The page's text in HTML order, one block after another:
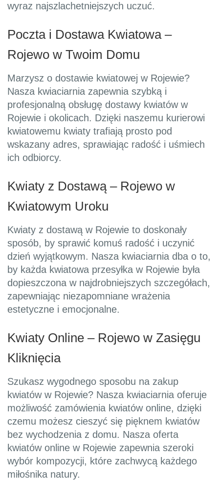
wyraz najszlachetniejszych uczuć.
Poczta i Dostawa Kwiatowa –
Rojewo w Twoim Domu
Marzysz o dostawie kwiatowej w Rojewie?
Nasza kwiaciarnia zapewnia szybką i
profesjonalną obsługę dostawy kwiatów w
Rojewie i okolicach. Dzięki naszemu kurierowi
kwiatowemu kwiaty trafiają prosto pod
wskazany adres, sprawiając radość i uśmiech
ich odbiorcy.
Kwiaty z Dostawą – Rojewo w
Kwiatowym Uroku
Kwiaty z dostawą w Rojewie to doskonały
sposób, by sprawić komuś radość i uczynić
dzień wyjątkowym. Nasza kwiaciarnia dba o to,
by każda kwiatowa przesyłka w Rojewie była
dopieszczona w najdrobniejszych szczegółach,
zapewniając niezapomniane wrażenia
estetyczne i emocjonalne.
Kwiaty Online – Rojewo w Zasięgu
Kliknięcia
Szukasz wygodnego sposobu na zakup
kwiatów w Rojewie? Nasza kwiaciarnia oferuje
możliwość zamówienia kwiatów online, dzięki
czemu możesz cieszyć się pięknem kwiatów
bez wychodzenia z domu. Nasza oferta
kwiatów online w Rojewie zapewnia szeroki
wybór kompozycji, które zachwycą każdego
miłośnika natury.